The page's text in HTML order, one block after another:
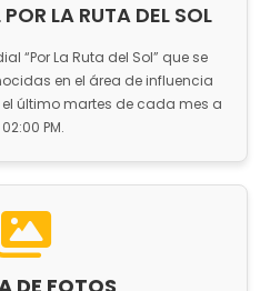
LA RUTA DEL SOL
“Por La Ruta del Sol” que se
en el área de influencia
último martes de cada mes a
PM.